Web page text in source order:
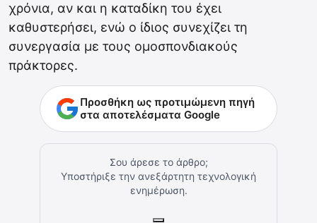
χρόνια, αν και η καταδίκη του έχει
καθυστερήσει, ενώ ο ίδιος συνεχίζει τη
συνεργασία με τους ομοσπονδιακούς
πράκτορες.
Προσθήκη ως προτιμώμενη πηγή
στα αποτελέσματα Google
Σου άρεσε το άρθρο;
Υποστήριξε την ανεξάρτητη τεχνολογική
ενημέρωση.